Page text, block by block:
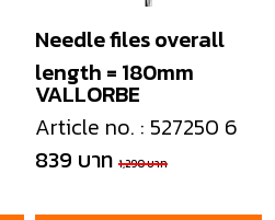
VALLORBE
Needle files overall
length = 180mm
Article no. : 527250 6
839 บาท 1,290 บาท